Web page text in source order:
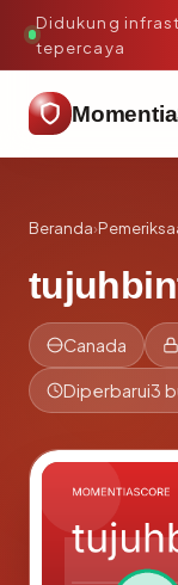
Didukung
tepercaya
Beranda›
Canada
Diperbarui3